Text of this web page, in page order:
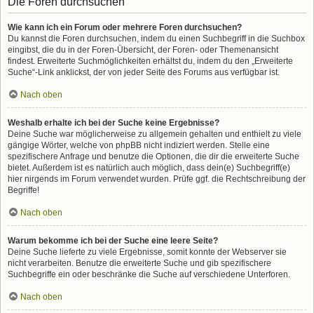
Wie kann ich ein Forum oder mehrere Foren durchsuchen?
Du kannst die Foren durchsuchen, indem du einen Suchbegriff in die Suchbox
eingibst, die du in der Foren-Übersicht, der Foren- oder Themenansicht
findest. Erweiterte Suchmöglichkeiten erhältst du, indem du den „Erweiterte
Suche“-Link anklickst, der von jeder Seite des Forums aus verfügbar ist.
Nach oben
Weshalb erhalte ich bei der Suche keine Ergebnisse?
Deine Suche war möglicherweise zu allgemein gehalten und enthielt zu viele
gängige Wörter, welche von phpBB nicht indiziert werden. Stelle eine
spezifischere Anfrage und benutze die Optionen, die dir die erweiterte Suche
bietet. Außerdem ist es natürlich auch möglich, dass dein(e) Suchbegriff(e)
hier nirgends im Forum verwendet wurden. Prüfe ggf. die Rechtschreibung der
Begriffe!
Nach oben
Warum bekomme ich bei der Suche eine leere Seite?
Deine Suche lieferte zu viele Ergebnisse, somit konnte der Webserver sie
nicht verarbeiten. Benutze die erweiterte Suche und gib spezifischere
Suchbegriffe ein oder beschränke die Suche auf verschiedene Unterforen.
Nach oben